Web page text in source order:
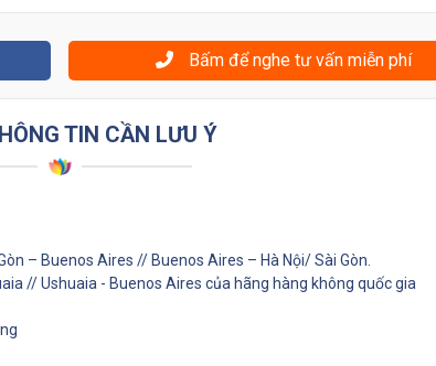
Bấm để nghe tư vấn miễn phí
TIN CẦN LƯU Ý
– Buenos Aires // Buenos Aires – Hà Nội/ Sài Gòn.
// Ushuaia - Buenos Aires của hãng hàng không quốc gia